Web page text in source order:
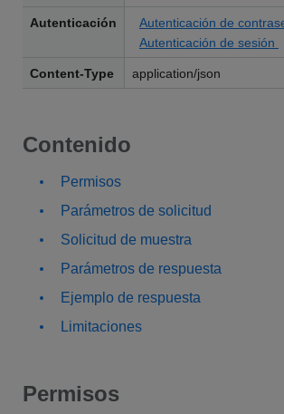
Autenticación Autenticación de
Autenticación de sesión
Content-Type application/json
Contenido
Permisos
Parámetros de solicitud
Solicitud de muestra
Parámetros de respuesta
Ejemplo de respuesta
Limitaciones
Permisos